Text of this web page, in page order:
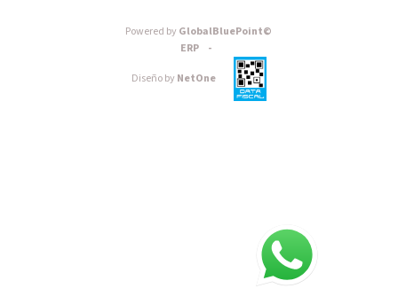
Powered byGlobalBluePoint©
ERP -
Diseño byNetOne